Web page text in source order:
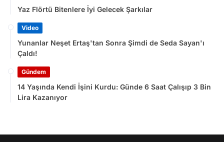
Yaz Flörtü Bitenlere İyi Gelecek Şarkılar
Video
Yunanlar Neşet Ertaş'tan Sonra Şimdi de Seda Sayan'ı
Çaldı!
Gündem
14 Yaşında Kendi İşini Kurdu: Günde 6 Saat Çalışıp 3 Bin
Lira Kazanıyor